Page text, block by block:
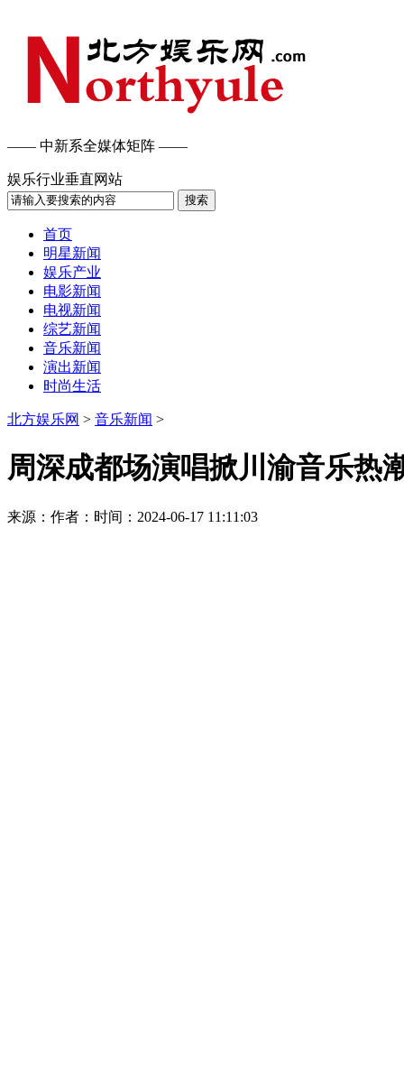
—— 中新系全媒体矩阵 ——
娱乐行业垂直网站
搜索
首页
明星新闻
娱乐产业
电影新闻
电视新闻
综艺新闻
音乐新闻
演出新闻
时尚生活
北方娱乐网 > 音乐新闻 >
周深成都场演唱掀川渝音乐热
来源： 作者： 时间：2024-06-17 11:11:03